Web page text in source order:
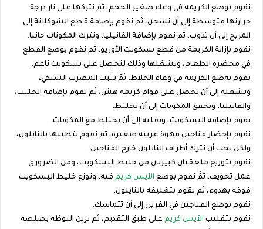
نقوم بوضع الكريمة في وعاء صغير الحجم، ثم نتركها على نار درجة
حرارتها متوسطة إلى أن تسخن، ثم نقوم بإضافة قطع الشوكلاتة إلى
المزيج إلى أن تذوب، ثم نقوم بإضافة الفانيليا، ونترك المكونات جانبا.‎
نقوم بإزالة الكريمة من قطع بسكويت ‎الأوريو‎، ثم نقوم بوضع القطع
في محضرة الطعام، ونشغلها وذلك لنحصل على بسكويت ناعم.‎
نقوم بةضع الكريمة في وعاء الخلاط، ثمَّ نثبت المضرب الشبكي،
ونشغله إلى أن نحصل على قوام كريمة هش، ثم نقوم بإضافة الحليب،
والفانيليا، ونخفق المكونات إلى أن تخلتط.‎
نقوم بإضافة البسكويت، ونقلبه إلى أن يختلط مع المكونات.‎
نقوم بإحضار فناجين قهوة عربية صغيرة، ثم نقوم بتطينها بالنايلون،
ولكن يجب أن نترك أطراف النايلون خارج الفناجين.‎
نقوم بتوزيع ملعقتان كبيرتان من خليط البسكويت، ومن الضروري
عمل تجويف، ثمَّ نقوم بوضع الآيس كريم فيه، ونوزع خليط البسكويت
فوقه بهدوء، ثم نقوم بتغليفه بالنايلون.‎
نقوم بوضع الفناجين في الفريزر إلى أن تتماسك.‎
نقوم بتقليب الآيس كريم على طبق التقديم، ثم نزين البوظة بصلصة